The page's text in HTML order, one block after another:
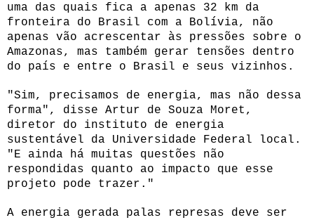
uma das quais fica a apenas 32 km da
fronteira do Brasil com a Bolívia, não
apenas vão acrescentar às pressões sobre o
Amazonas, mas também gerar tensões dentro
do país e entre o Brasil e seus vizinhos.
"Sim, precisamos de energia, mas não dessa
forma", disse Artur de Souza Moret,
diretor do instituto de energia
sustentável da Universidade Federal local.
"E ainda há muitas questões não
respondidas quanto ao impacto que esse
projeto pode trazer."
A energia gerada palas represas deve ser